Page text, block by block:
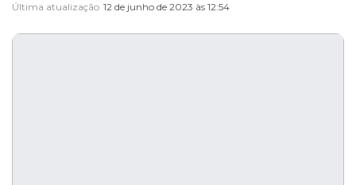
Última atualização 12 de junho de 2023 às 12:54